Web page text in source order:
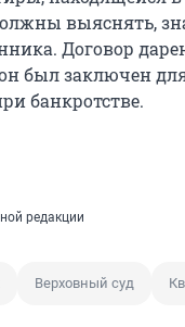
выяснять,
Договор
был заключен
банкротстве.
редакции
Верховный суд